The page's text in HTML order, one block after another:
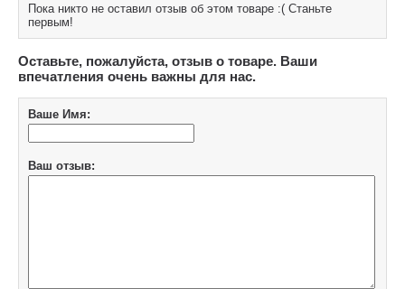
Пока никто не оставил отзыв об этом товаре :( Станьте
первым!
Оставьте, пожалуйста, отзыв о товаре. Ваши
впечатления очень важны для нас.
Ваше Имя:
Ваш отзыв: